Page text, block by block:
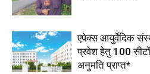
एपेक्स आयुर्वेदिक
प्रवेश हेतु 100
अनुमति प्राप्त*